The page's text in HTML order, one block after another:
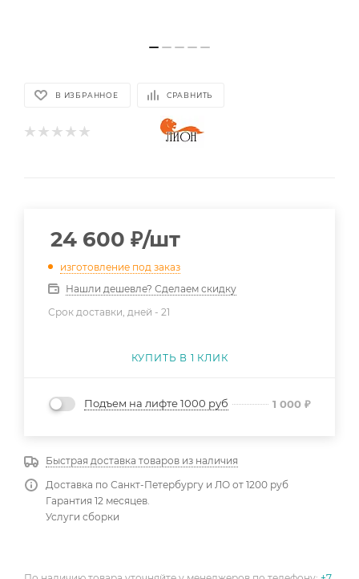
В ИЗБРАННОЕ СРАВНИТЬ
24 600 ₽/шт
изготовление под заказ
Нашли дешевле? Сделаем скидку
Срок доставки, дней - 21
КУПИТЬ В 1 КЛИК
Подъем на лифте 1000 руб 1 000 ₽
Быстрая доставка товаров из наличия
Доставка по Санкт-Петербургу и ЛО от 1200 руб
Гарантия 12 месяцев.
Услуги сборки